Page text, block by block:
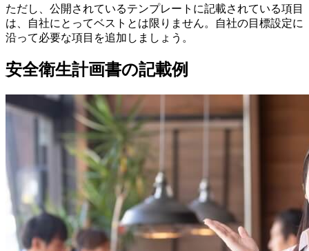
ただし、公開されているテンプレートに記載されている項目
は、自社にとってベストとは限りません。自社の目標設定に
沿って必要な項目を追加しましょう。
安全衛生計画書の記載例